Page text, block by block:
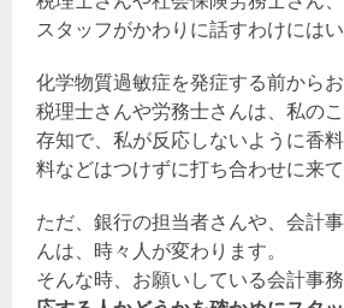
スタッフがかわりに話すわけには
化学物質過敏症を発症する前から
税理士さんや労務士さんは、私の
存知で、私が反応しないように香
料などはつけずに打ち合わせに来て
ただ、銀行の担当者さんや、会計
んは、時々人が変わります。
そんな時、お願いしている会計事務